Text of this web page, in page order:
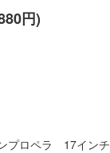
円)
プロペラ 17インチ